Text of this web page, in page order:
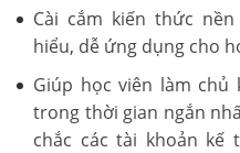
Cài cắm kiến thức
hiểu, dễ ứng dụng cho
Giúp học viên làm chủ
trong thời gian ngắn
chắc các tài khoản kế